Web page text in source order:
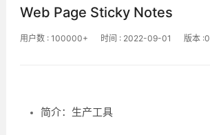
Web Page Sticky Notes
用户数 : 100000+ 时间 : 2022-09-01 版本 :0
简介：生产工具